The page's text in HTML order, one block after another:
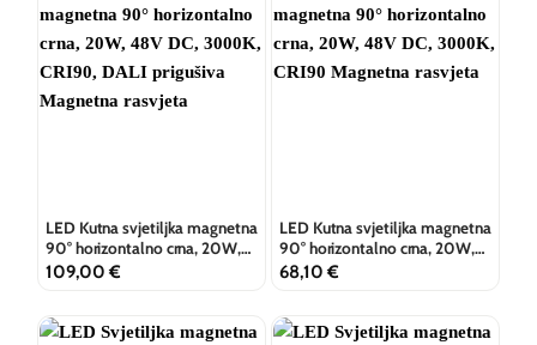
LED Kutna svjetiljka magnetna
90° horizontalno crna, 20W,
48V DC, 3000K, CRI90, DALI
109,00 €
LED Kutna svjetiljka magnetna
90° horizontalno crna, 20W,
48V DC, 3000K, CRI90
68,10 €